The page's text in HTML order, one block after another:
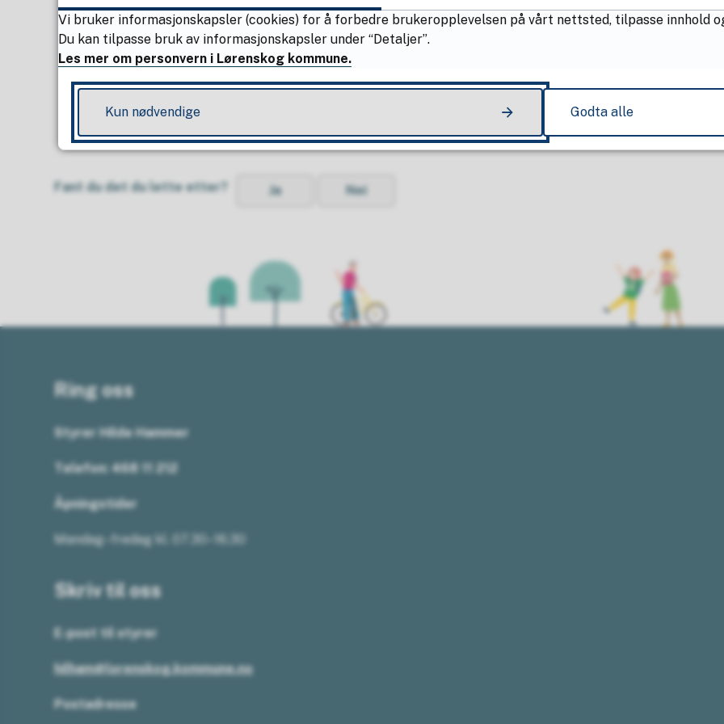
p
u
n
t
e
Viser1-5av5treff, side 1av 1
Fant du det du lette etter? Ja Nei
Ring oss
Styrer Hilde Hammer
Telefon:468 11 212
Åpningstider
Mandag–fredag kl. 07.30–16.30
Skriv til oss
E-post til styrer
hilham@lorenskog.kommune.no
Postadresse
Vi bruker informasjonskapsler (cookies) for å forbedre brukeropplevelsen på vårt nettsted, tilpasse innhold
Du kan tilpasse bruk av informasjonskapsler under “Detaljer”.
Les mer om personvern i Lørenskog kommune.
Kun nødvendige Godta alle